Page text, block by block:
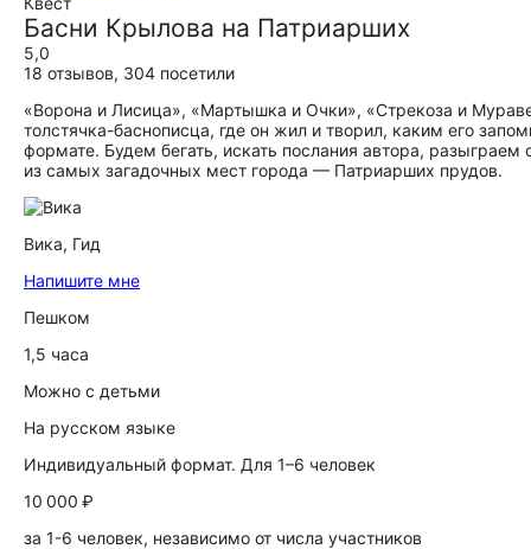
Басни Крылова на Патриарших
5,0
18 отзывов, 304 посетили
«Ворона и Лисица», «Мартышка и Очки», «Стрекоза и
толстячка-баснописца, где он жил и творил, каким его
формате. Будем бегать, искать послания автора,
из самых загадочных мест города — Патриарших прудов.
Вика, Гид
Напишите мне
Пешком
1,5 часа
Можно с детьми
На русском языке
Индивидуальный формат. Для 1–6 человек
10 000 ₽
за 1-6 человек, независимо от числа участников